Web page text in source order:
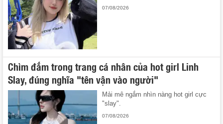
07/08/2026
Chìm đắm trong trang cá nhân của hot girl Linh
Slay, đúng nghĩa "tên vận vào người"
Mải mê ngắm nhìn nàng hot girl cực
"slay".
07/08/2026